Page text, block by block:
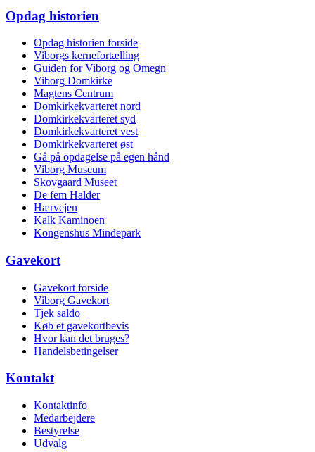
Opdag historien
Opdag historien forside
Viborgs kernefortælling
Guiden for Viborg og Omegn
Viborg Domkirke
Magtens Centrum
Domkirkekvarteret nord
Domkirkekvarteret syd
Domkirkekvarteret vest
Domkirkekvarteret øst
Gå på opdagelse på egen hånd
Viborg Museum
Skovgaard Museet
De fem Halder
Hærvejen
Kalk Kaminoen
Kongenshus Mindepark
Gavekort
Gavekort forside
Viborg Gavekort
Tjek saldo
Køb et gavekortbevis
Hvor kan det bruges?
Handelsbetingelser
Kontakt
Kontaktinfo
Medarbejdere
Bestyrelse
Udvalg